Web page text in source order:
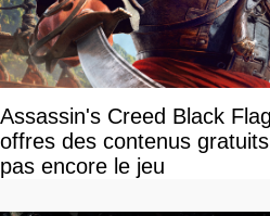
Assassin's Creed Black
offres des contenus
pas encore le jeu